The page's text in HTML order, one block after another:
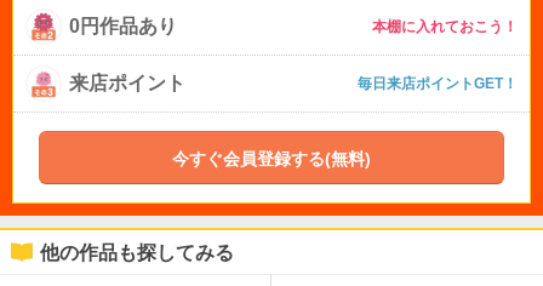
0円作品あり 本棚に入れておこう！
来店ポイント 毎日来店ポイントGET！
今すぐ会員登録する(無料)
他の作品も探してみる